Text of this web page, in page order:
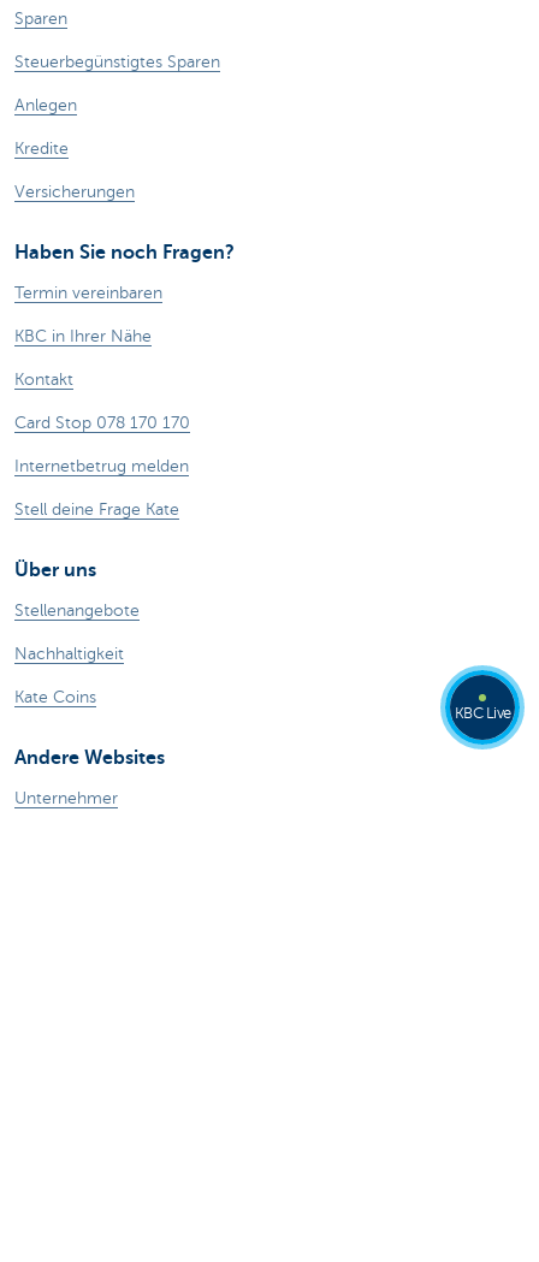
Sparen
Steuerbegünstigtes Sparen
Anlegen
Kredite
Versicherungen
Haben Sie noch Fragen?
Termin vereinbaren
KBC in Ihrer Nähe
Kontakt
Card Stop 078 170 170
Internetbetrug melden
Stell deine Frage Kate
Über uns
Stellenangebote
Nachhaltigkeit
Kate Coins
Andere Websites
Unternehmer
KBC Live